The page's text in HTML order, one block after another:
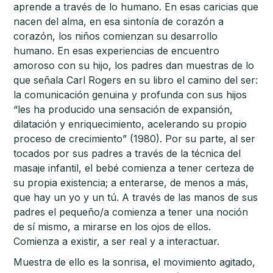
aprende a través de lo humano. En esas caricias que
nacen del alma, en esa sintonía de corazón a
corazón, los niños comienzan su desarrollo
humano. En esas experiencias de encuentro
amoroso con su hijo, los padres dan muestras de lo
que señala Carl Rogers en su libro el camino del ser:
la comunicación genuina y profunda con sus hijos
“les ha producido una sensación de expansión,
dilatación y enriquecimiento, acelerando su propio
proceso de crecimiento” (1980). Por su parte, al ser
tocados por sus padres a través de la técnica del
masaje infantil, el bebé comienza a tener certeza de
su propia existencia; a enterarse, de menos a más,
que hay un yo y un tú. A través de las manos de sus
padres el pequeño/a comienza a tener una noción
de sí mismo, a mirarse en los ojos de ellos.
Comienza a existir, a ser real y a interactuar.
Muestra de ello es la sonrisa, el movimiento agitado,